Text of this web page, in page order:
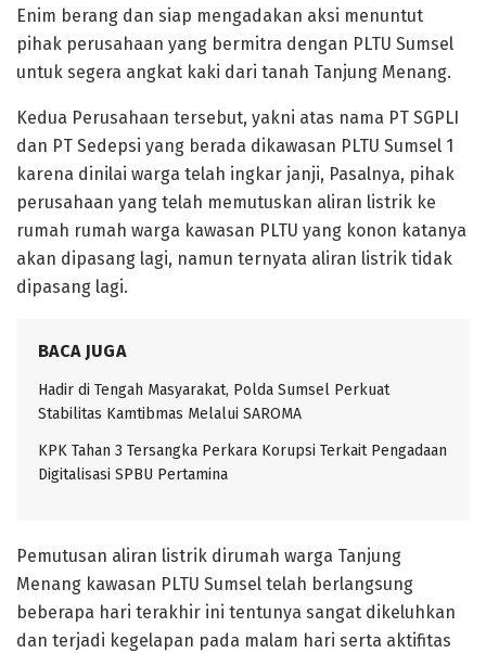
Enim berang dan siap mengadakan aksi menuntut
pihak perusahaan yang bermitra dengan PLTU Sumsel
untuk segera angkat kaki dari tanah Tanjung Menang.
Kedua Perusahaan tersebut, yakni atas nama PT SGPLI
dan PT Sedepsi yang berada dikawasan PLTU Sumsel 1
karena dinilai warga telah ingkar janji, Pasalnya, pihak
perusahaan yang telah memutuskan aliran listrik ke
rumah rumah warga kawasan PLTU yang konon katanya
akan dipasang lagi, namun ternyata aliran listrik tidak
dipasang lagi.
BACA JUGA
Hadir di Tengah Masyarakat, Polda Sumsel Perkuat
Stabilitas Kamtibmas Melalui SAROMA
KPK Tahan 3 Tersangka Perkara Korupsi Terkait Pengadaan
Digitalisasi SPBU Pertamina
Pemutusan aliran listrik dirumah warga Tanjung
Menang kawasan PLTU Sumsel telah berlangsung
beberapa hari terakhir ini tentunya sangat dikeluhkan
dan terjadi kegelapan pada malam hari serta aktifitas